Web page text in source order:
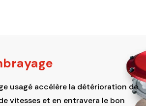
usagé accélère la détérioration de
vitesses et en entravera le bon